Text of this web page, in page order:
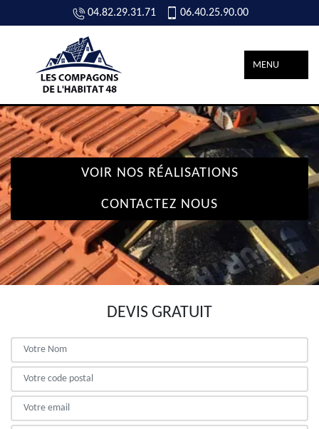
04.82.29.31.71 06.40.25.90.00
MENU
VOIR NOS RÉALISATIONS
CONTACTEZ NOUS
DEVIS GRATUIT